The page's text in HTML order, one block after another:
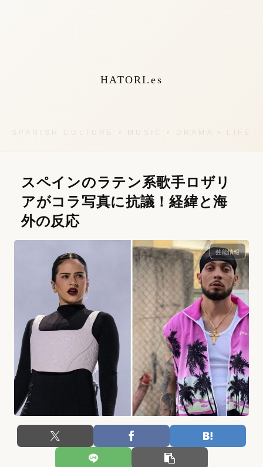
HATORI.es
スペインのラテン系歌手ロザリ
アがコラ写真に抗議！経緯と海
外の反応
芸能情報